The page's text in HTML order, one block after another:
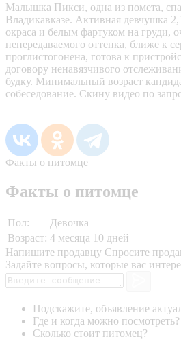
Малышка Пикси, одна из помета,
Владикавказе. Активная девчушка
окраса и белым фартуком на груди,
непередаваемого оттенка, ближе к
проглистогонена, готова к
договору ненавязчивого
будку. Минимальный возраст
собеседование. Скину видео по
Факты о питомце
Факты о питомце
Пол:
Девочка
Возраст: 4 месяца 10 дней
Напишите продавцу Спросите
Задайте вопросы, которые вас
Подскажите, объявление
Где и когда можно посмотреть?
Сколько стоит питомец?